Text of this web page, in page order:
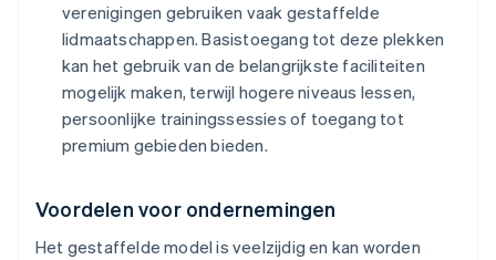
verenigingen gebruiken vaak gestaffelde
lidmaatschappen. Basistoegang tot deze plekken
kan het gebruik van de belangrijkste faciliteiten
mogelijk maken, terwijl hogere niveaus lessen,
persoonlijke trainingssessies of toegang tot
premium gebieden bieden.
Voordelen voor ondernemingen
Het gestaffelde model is veelzijdig en kan worden